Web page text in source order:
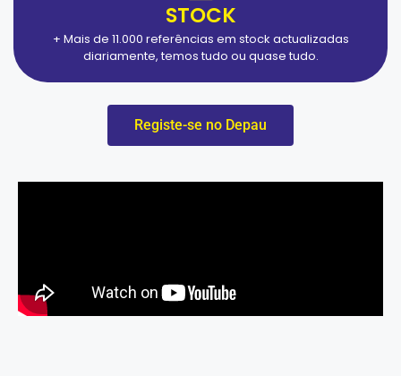
STOCK
+ Mais de 11.000 referências em stock actualizadas
diariamente, temos tudo ou quase tudo.
Registe-se no Depau